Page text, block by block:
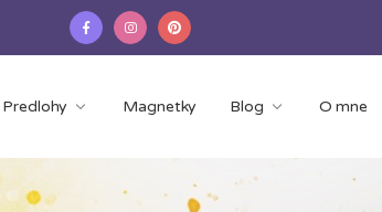
Predlohy Magnetky Blog O mne